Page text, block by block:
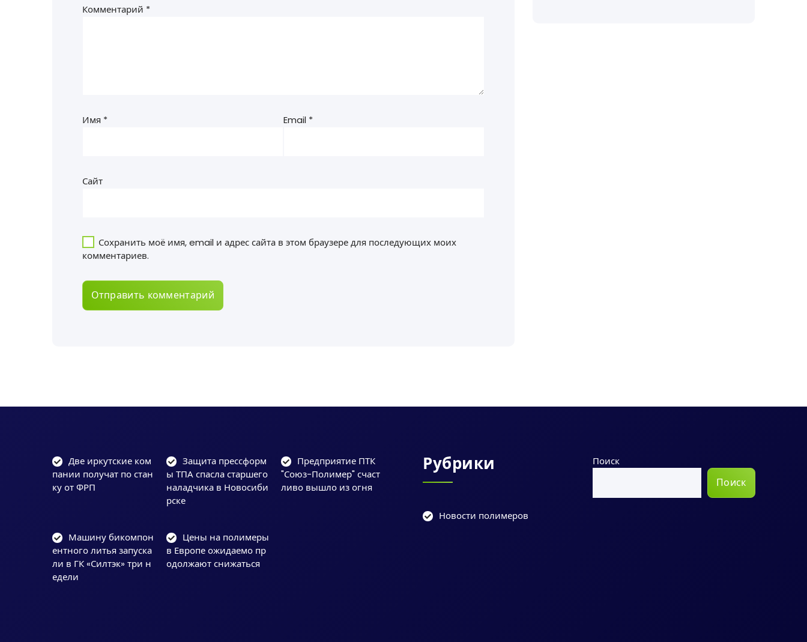
Комментарий *
Имя * Email *
Сайт
Сохранить моё имя, email и адрес сайта в этом браузере для последующих моих
комментариев.
Две иркутские ком
пании получат по стан
ку от ФРП
Защита прессформ
ы ТПА спасла старшего
наладчика в Новосиби
рске
Предприятие ПТК
"Союз-Полимер" счаст
ливо вышло из огня
Машину бикомпон
ентного литья запуска
ли в ГК «Силтэк» три н
едели
Цены на полимеры
в Европе ожидаемо пр
одолжают снижаться
Рубрики
Новости полимеров
Поиск
Поиск